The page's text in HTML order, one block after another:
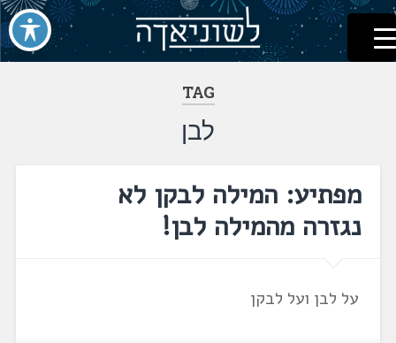
דלג
לתוכן
לשוניאדה
עברית. לשון. שפה
TAG
לבן
מפתיע: המילה לבקן לא
נגזרה מהמילה לבן!
על לבן ועל לבקן